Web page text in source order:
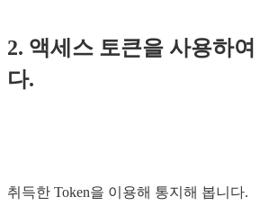
2. 액세스 토큰을 사용하여
다.
취득한 Token을 이용해 통지해 봅니다.